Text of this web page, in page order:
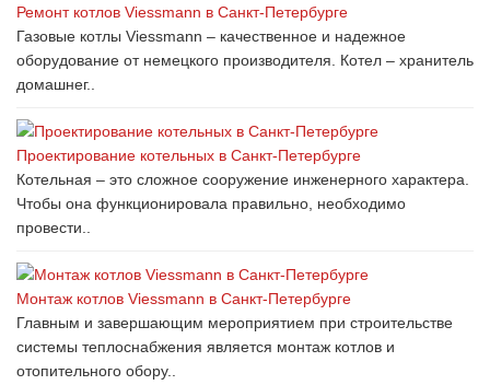
Ремонт котлов Viessmann в Санкт-Петербурге
Газовые котлы Viessmann – качественное и надежное
оборудование от немецкого производителя. Котел – хранитель
домашнег..
Проектирование котельных в Санкт-Петербурге
Котельная – это сложное сооружение инженерного характера.
Чтобы она функционировала правильно, необходимо
провести..
Монтаж котлов Viessmann в Санкт-Петербурге
Главным и завершающим мероприятием при строительстве
системы теплоснабжения является монтаж котлов и
отопительного обору..